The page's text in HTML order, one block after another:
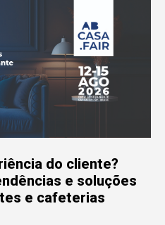
do cliente?
e soluções
e cafeterias